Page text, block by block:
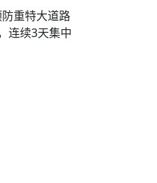
重特大道路
连续3天集中